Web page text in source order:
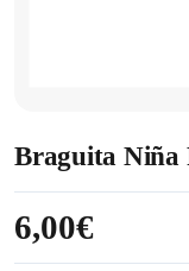
Braguita Niña
6,00€